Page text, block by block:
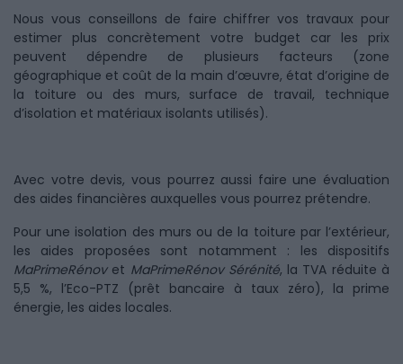
Nous vous conseillons de faire chiffrer vos travaux pour
estimer plus concrètement votre budget car les prix
peuvent dépendre de plusieurs facteurs (zone
géographique et coût de la main d’œuvre, état d’origine de
la toiture ou des murs, surface de travail, technique
d’isolation et matériaux isolants utilisés).
Avec votre devis, vous pourrez aussi faire une évaluation
des aides financières auxquelles vous pourrez prétendre.
Pour une isolation des murs ou de la toiture par l’extérieur,
les aides proposées sont notamment : les dispositifs
MaPrimeRénovet MaPrimeRénov Sérénité, la TVA réduite à
5,5 %, l’Eco-PTZ (prêt bancaire à taux zéro), la prime
énergie, les aides locales.